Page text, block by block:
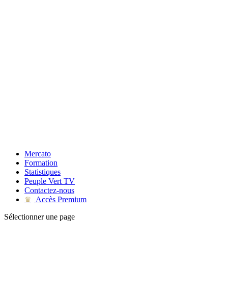
Mercato
Formation
Statistiques
Peuple Vert TV
Contactez-nous
♛
Accès Premium
Sélectionner une page